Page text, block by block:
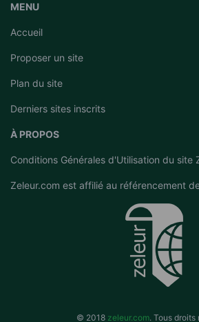
MENU
Accueil
Proposer un site
Plan du site
Derniers sites inscrits
À PROPOS
Conditions Générales d'Utilisation du site
Zeleur.com est affilié au référencement
© 2018 zeleur.com. Tous droits